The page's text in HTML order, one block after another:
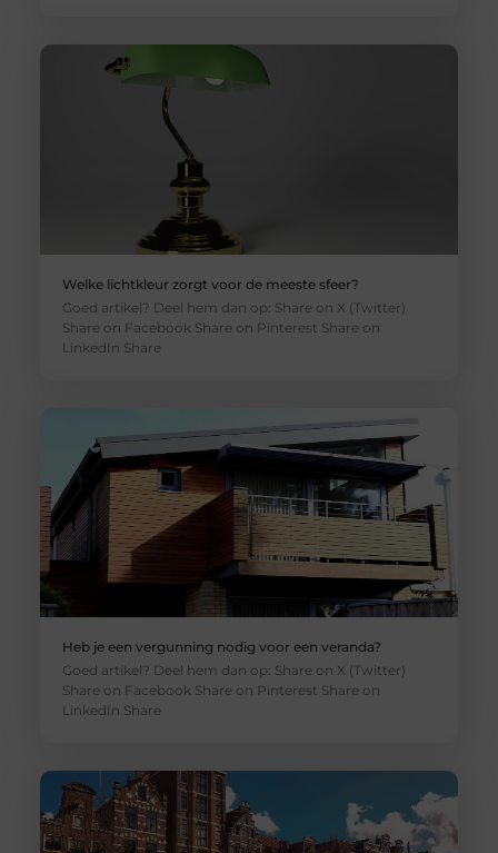
Welke lichtkleur zorgt voor de meeste sfeer?
Goed artikel? Deel hem dan op: Share on X (Twitter)
Share on Facebook Share on Pinterest Share on
LinkedIn Share
Heb je een vergunning nodig voor een veranda?
Goed artikel? Deel hem dan op: Share on X (Twitter)
Share on Facebook Share on Pinterest Share on
LinkedIn Share